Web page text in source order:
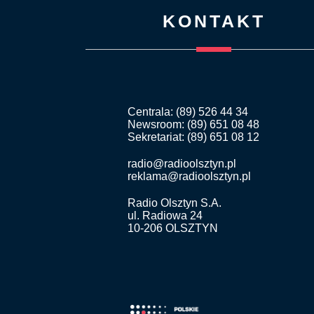
KONTAKT
Centrala: (89) 526 44 34
Newsroom: (89) 651 08 48
Sekretariat: (89) 651 08 12
radio@radioolsztyn.pl
reklama@radioolsztyn.pl
Radio Olsztyn S.A.
ul. Radiowa 24
10-206 OLSZTYN